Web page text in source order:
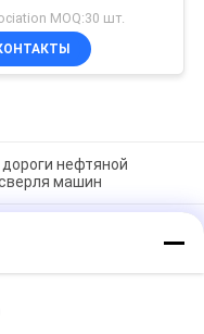
тормозные
Материал для
установки
MOQ:30 шт.
нефтяной
машин
тканевого
подушки для
подкладка смола
буровой